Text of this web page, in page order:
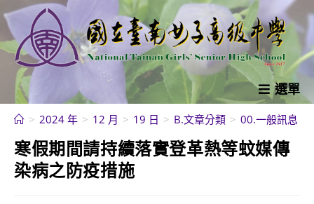
跳
轉
至
內
選單
> 2024 年 > 12 月 > 19 日 > B.文章分類 > 00.一般訊息
寒假期間請持續落實登革熱等蚊媒傳
染病之防疫措施